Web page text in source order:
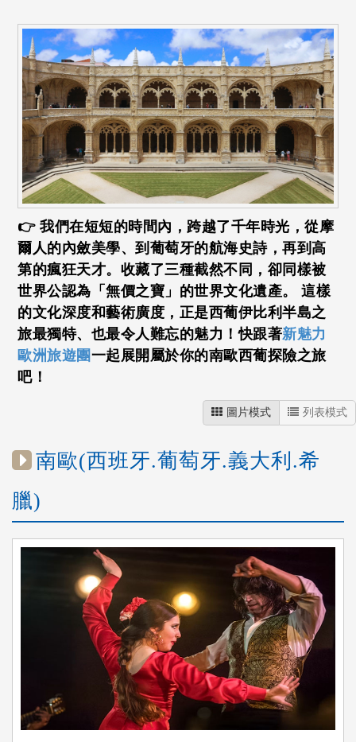
👉 我們在短短的時間內，跨越了千年時光，從摩
爾人的內斂美學、到葡萄牙的航海史詩，再到高
第的瘋狂天才。收藏了三種截然不同，卻同樣被
世界公認為「無價之寶」的世界文化遺產。 這樣
的文化深度和藝術廣度，正是西葡伊比利半島之
旅最獨特、也最令人難忘的魅力！快跟著新魅力
歐洲旅遊團一起展開屬於你的南歐西葡探險之旅
吧！
圖片模式 列表模式
南歐(西班牙.葡萄牙.義大利.希
臘)